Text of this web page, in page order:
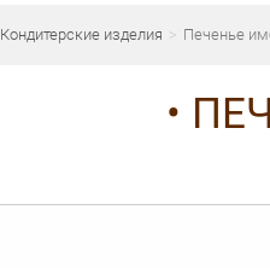
Кондитерские изделия Печенье
•